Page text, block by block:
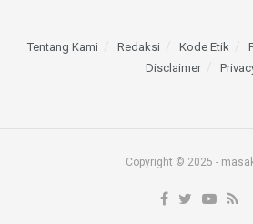
Tentang Kami Redaksi Kode Etik
Disclaimer
Copyright © 2025 -